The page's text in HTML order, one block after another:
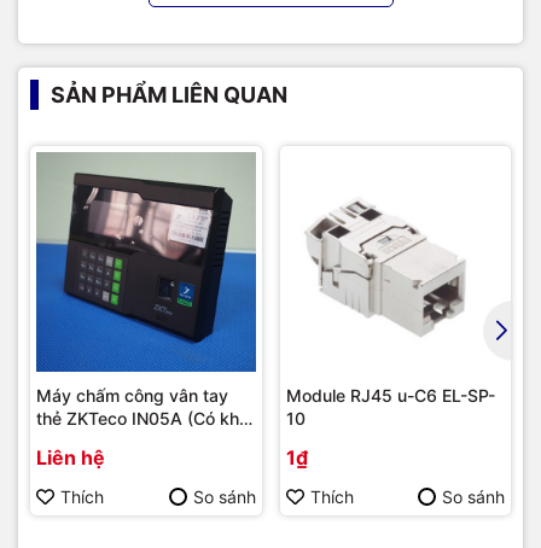
SẢN PHẨM LIÊN QUAN
Máy chấm công vân tay
thẻ ZKTeco IN05A (Có khả
Hàng chính hãng
Liên hệ
Thích So sánh
Module RJ45 u-C6 EL-SP-
10
1₫
Thích So sánh